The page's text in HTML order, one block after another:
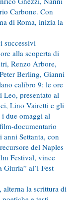
Carbone. Con
di Roma, inizia la
successivi
alla scoperta di
Renzo Arbore,
Berling, Gianni
calibro 9: le ore
presentato al
Lino Vairetti e gli
i due omaggi al
documentario
Settanta, con
del Naples
Festival, vince
al’i-Fest
alterna la scrittura di